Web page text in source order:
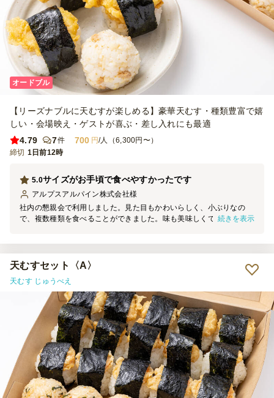
オードブル
【リーズナブルに天むすが楽しめる】豪華天むす・種類豊富で嬉
しい・会場映え・ゲストが喜ぶ・差し入れにも最適
4.79
7件 700 円/人（6,300円〜）
締切 1日前12時
サイズがお手頃で食べやすかったです
5.0
アルプスアルパイン株式会社様
社内の懇親会で利用しました。見た目もかわいらしく、小ぶりなの
で、複数種類を食べることができました。味も美味しくて、皆さんに
ているのもありがたかったです。少し残ったものを夜作業のあるメン
バーに差し入れするのに、運びやすかったです。箸もいらないので、
お寿司よりも食べやすいとも感じました。また別の機会で利用したい
と思います。
続きを表示
天むすセット〈A〉
天むす じゅうべえ